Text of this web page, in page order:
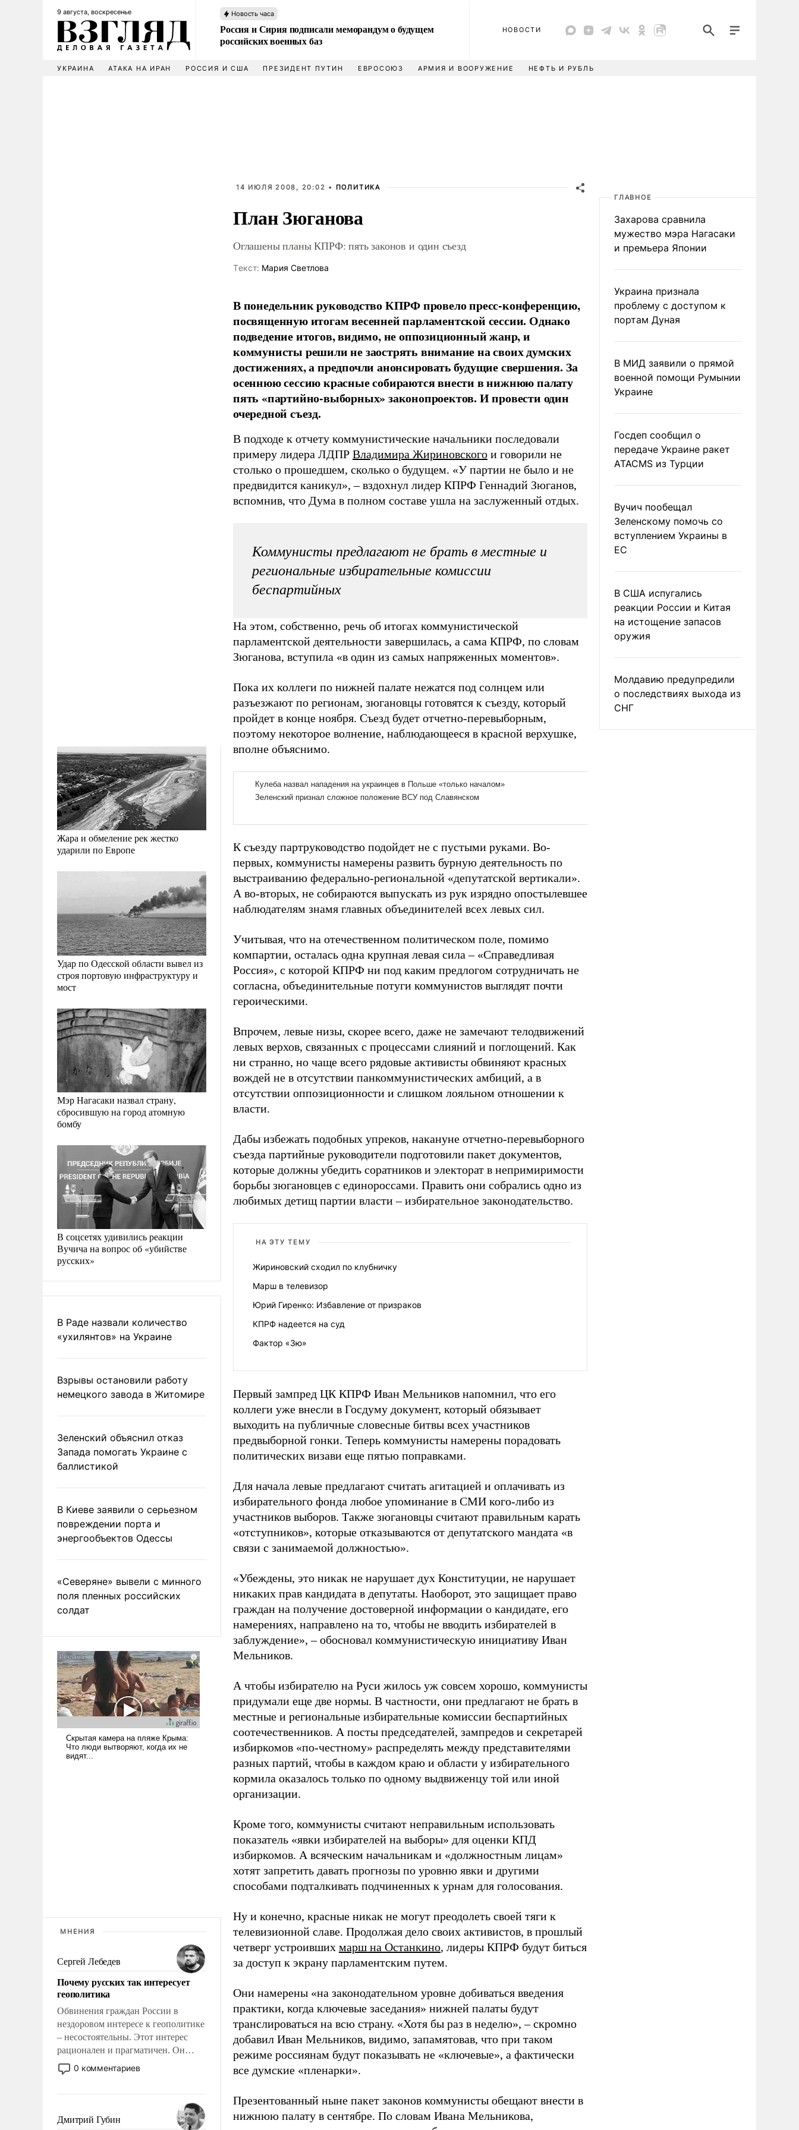
9 августа, воскресенье Новость часа
Россия и Сирия подписали меморандум о будущем
российских военных баз
НОВОСТИ
УКРАИНА АТАКА НА ИРАН РОССИЯ И США ПРЕЗИДЕНТ ПУТИН ЕВРОСОЮЗ АРМИЯ И ВООРУЖЕНИЕ НЕФТЬ И РУБЛЬ
Жара и обмеление рек жестко
ударили по Европе
Удар по Одесской области вывел из
строя портовую инфраструктуру и
мост
Мэр Нагасаки назвал страну,
сбросившую на город атомную
бомбу
В соцсетях удивились реакции
Вучича на вопрос об «убийстве
русских»
В Раде назвали количество
«ухилянтов» на Украине
Взрывы остановили работу
немецкого завода в Житомире
Зеленский объяснил отказ
Запада помогать Украине с
баллистикой
В Киеве заявили о серьезном
повреждении порта и
энергообъектов Одессы
«Северяне» вывели с минного
поля пленных российских
солдат
МНЕНИЯ
Сергей Лебедев
Почему русских так интересует
геополитика
Обвинения граждан России в
нездоровом интересе к геополитике
– несостоятельны. Этот интерес
рационален и прагматичен. Он
обусловлен тысячелетним опытом
выживания в крайне непростых
знанием, что мировая политика
имеет свойство заявляться на порог
0 комментариев
Дмитрий Губин
14 ИЮЛЯ 2008, 20:02 • ПОЛИТИКА
План Зюганова
Оглашены планы КПРФ: пять законов и один съезд
Tекст: Мария Светлова
В понедельник руководство КПРФ провело пресс-конференцию,
посвященную итогам весенней парламентской сессии. Однако
подведение итогов, видимо, не оппозиционный жанр, и
коммунисты решили не заострять внимание на своих думских
достижениях, а предпочли анонсировать будущие свершения. За
осеннюю сессию красные собираются внести в нижнюю палату
пять «партийно-выборных» законопроектов. И провести один
очередной съезд.
В подходе к отчету коммунистические начальники последовали
примеру лидера ЛДПР Владимира Жириновского и говорили не
столько о прошедшем, сколько о будущем. «У партии не было и не
предвидится каникул», – вздохнул лидер КПРФ Геннадий Зюганов,
вспомнив, что Дума в полном составе ушла на заслуженный отдых.
Коммунисты предлагают не брать в местные и
региональные избирательные комиссии
беспартийных
На этом, собственно, речь об итогах коммунистической
парламентской деятельности завершилась, а сама КПРФ, по словам
Зюганова, вступила «в один из самых напряженных моментов».
Пока их коллеги по нижней палате нежатся под солнцем или
разъезжают по регионам, зюгановцы готовятся к съезду, который
пройдет в конце ноября. Съезд будет отчетно-перевыборным,
поэтому некоторое волнение, наблюдающееся в красной верхушке,
вполне объяснимо.
К съезду партруководство подойдет не с пустыми руками. Во-
первых, коммунисты намерены развить бурную деятельность по
выстраиванию федерально-региональной «депутатской вертикали».
А во-вторых, не собираются выпускать из рук изрядно опостылевшее
наблюдателям знамя главных объединителей всех левых сил.
Учитывая, что на отечественном политическом поле, помимо
компартии, осталась одна крупная левая сила – «Справедливая
Россия», с которой КПРФ ни под каким предлогом сотрудничать не
согласна, объединительные потуги коммунистов выглядят почти
героическими.
Впрочем, левые низы, скорее всего, даже не замечают телодвижений
левых верхов, связанных с процессами слияний и поглощений. Как
ни странно, но чаще всего рядовые активисты обвиняют красных
вождей не в отсутствии панкоммунистических амбиций, а в
отсутствии оппозиционности и слишком лояльном отношении к
власти.
Дабы избежать подобных упреков, накануне отчетно-перевыборного
съезда партийные руководители подготовили пакет документов,
которые должны убедить соратников и электорат в непримиримости
борьбы зюгановцев с единороссами. Править они собрались одно из
любимых детищ партии власти – избирательное законодательство.
НА ЭТУ ТЕМУ
Жириновский сходил по клубничку
Марш в телевизор
Юрий Гиренко: Избавление от призраков
КПРФ надеется на суд
Фактор «Зю»
Первый зампред ЦК КПРФ Иван Мельников напомнил, что его
коллеги уже внесли в Госдуму документ, который обязывает
выходить на публичные словесные битвы всех участников
предвыборной гонки. Теперь коммунисты намерены порадовать
политических визави еще пятью поправками.
Для начала левые предлагают считать агитацией и оплачивать из
избирательного фонда любое упоминание в СМИ кого-либо из
участников выборов. Также зюгановцы считают правильным карать
«отступников», которые отказываются от депутатского мандата «в
связи с занимаемой должностью».
«Убеждены, это никак не нарушает дух Конституции, не нарушает
никаких прав кандидата в депутаты. Наоборот, это защищает право
граждан на получение достоверной информации о кандидате, его
намерениях, направлено на то, чтобы не вводить избирателей в
заблуждение», – обосновал коммунистическую инициативу Иван
Мельников.
А чтобы избирателю на Руси жилось уж совсем хорошо, коммунисты
придумали еще две нормы. В частности, они предлагают не брать в
местные и региональные избирательные комиссии беспартийных
соотечественников. А посты председателей, зампредов и секретарей
избиркомов «по-честному» распределять между представителями
разных партий, чтобы в каждом краю и области у избирательного
кормила оказалось только по одному выдвиженцу той или иной
организации.
Кроме того, коммунисты считают неправильным использовать
показатель «явки избирателей на выборы» для оценки КПД
избиркомов. А всяческим начальникам и «должностным лицам»
хотят запретить давать прогнозы по уровню явки и другими
способами подталкивать подчиненных к урнам для голосования.
Ну и конечно, красные никак не могут преодолеть своей тяги к
телевизионной славе. Продолжая дело своих активистов, в прошлый
четверг устроивших марш на Останкино, лидеры КПРФ будут биться
за доступ к экрану парламентским путем.
Они намерены «на законодательном уровне добиваться введения
практики, когда ключевые заседания» нижней палаты будут
транслироваться на всю страну. «Хотя бы раз в неделю», – скромно
добавил Иван Мельников, видимо, запамятовав, что при таком
режиме россиянам будут показывать не «ключевые», а фактически
все думские «пленарки».
Презентованный ныне пакет законов коммунисты обещают внести в
нижнюю палату в сентябре. По словам Ивана Мельникова,
ГЛАВНОЕ
Захарова сравнила
мужество мэра Нагасаки
и премьера Японии
Украина признала
проблему с доступом к
портам Дуная
В МИД заявили о прямой
военной помощи Румынии
Украине
Госдеп сообщил о
передаче Украине ракет
ATACMS из Турции
Вучич пообещал
Зеленскому помочь со
вступлением Украины в
ЕС
В США испугались
реакции России и Китая
на истощение запасов
оружия
Молдавию предупредили
о последствиях выхода из
СНГ